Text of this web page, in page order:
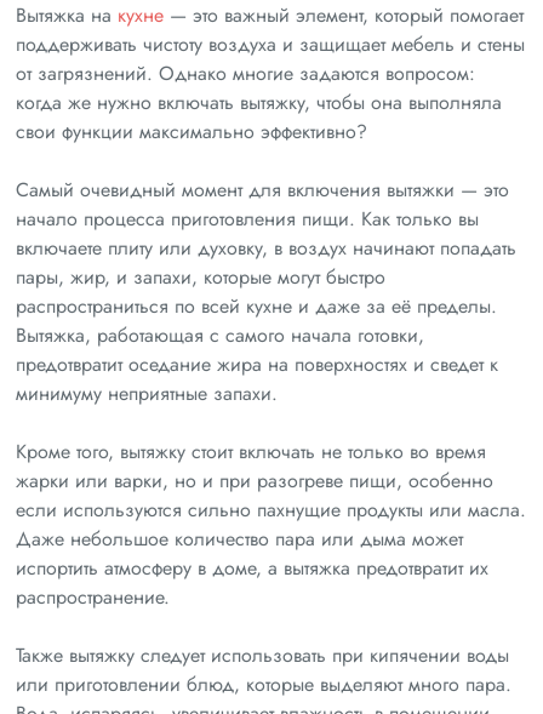
Вытяжка на кухне — это важный элемент, который помогает
поддерживать чистоту воздуха и защищает мебель и стены
от загрязнений. Однако многие задаются вопросом:
когда же нужно включать вытяжку, чтобы она выполняла
свои функции максимально эффективно?
Самый очевидный момент для включения вытяжки — это
начало процесса приготовления пищи. Как только вы
включаете плиту или духовку, в воздух начинают попадать
пары, жир, и запахи, которые могут быстро
распространиться по всей кухне и даже за её пределы.
Вытяжка, работающая с самого начала готовки,
предотвратит оседание жира на поверхностях и сведет к
минимуму неприятные запахи.
Кроме того, вытяжку стоит включать не только во время
жарки или варки, но и при разогреве пищи, особенно
если используются сильно пахнущие продукты или масла.
Даже небольшое количество пара или дыма может
испортить атмосферу в доме, а вытяжка предотвратит их
распространение.
Также вытяжку следует использовать при кипячении воды
или приготовлении блюд, которые выделяют много пара.